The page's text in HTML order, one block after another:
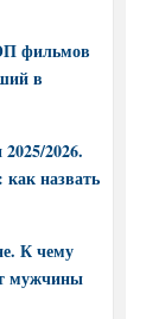
фильмов
в
2026.
назвать
К чему
мужчины